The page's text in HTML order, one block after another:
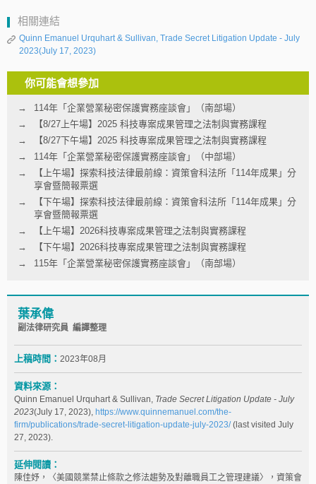
相關連結
Quinn Emanuel Urquhart & Sullivan, Trade Secret Litigation Update - July
2023(July 17, 2023)
你可能會想參加
114年「企業營業秘密保護實務座談會」（南部場）
【8/27上午場】2025 科技專案成果管理之法制與實務課程
【8/27下午場】2025 科技專案成果管理之法制與實務課程
114年「企業營業秘密保護實務座談會」（中部場）
【上午場】探索科技法律最前線：資策會科法所「114年成果」分
享會暨簡報票選
【下午場】探索科技法律最前線：資策會科法所「114年成果」分
享會暨簡報票選
【上午場】2026科技專案成果管理之法制與實務課程
【下午場】2026科技專案成果管理之法制與實務課程
115年「企業營業秘密保護實務座談會」（南部場）
葉承偉
副法律研究員 編譯整理
上稿時間： 2023年08月
資料來源：
Quinn Emanuel Urquhart & Sullivan, Trade Secret Litigation Update - July
2023(July 17, 2023), https://www.quinnemanuel.com/the-
firm/publications/trade-secret-litigation-update-july-2023/(last visited July
27, 2023).
延伸閱讀：
陳佳妤，〈美國競業禁止條款之修法趨勢及對離職員工之管理建議〉，資策會